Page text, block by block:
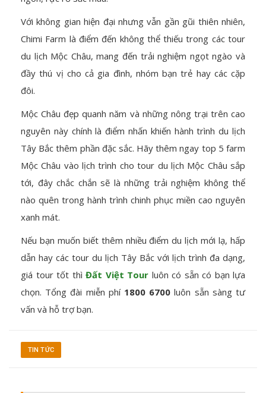
Với không gian hiện đại nhưng vẫn gần gũi thiên nhiên,
Chimi Farm là điểm đến không thể thiếu trong các tour
du lịch Mộc Châu, mang đến trải nghiệm ngọt ngào và
đầy thú vị cho cả gia đình, nhóm bạn trẻ hay các cặp
đôi.
Mộc Châu đẹp quanh năm và những nông trại trên cao
nguyên này chính là điểm nhấn khiến hành trình du lịch
Tây Bắc thêm phần đặc sắc. Hãy thêm ngay top 5 farm
Mộc Châu vào lịch trình cho tour du lịch Mộc Châu sắp
tới, đây chắc chắn sẽ là những trải nghiệm không thể
nào quên trong hành trình chinh phục miền cao nguyên
xanh mát.
Nếu bạn muốn biết thêm nhiều điểm du lịch mới lạ, hấp
dẫn hay các tour du lịch Tây Bắc với lịch trình đa dạng,
giá tour tốt thì Đất Việt Tour luôn có sẵn có bạn lựa
chọn. Tổng đài miễn phí 1800 6700 luôn sẵn sàng tư
vấn và hỗ trợ bạn.
TIN TỨC